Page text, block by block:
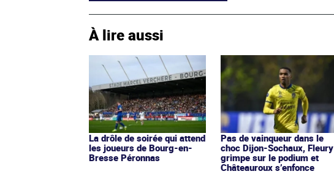
À lire aussi
La drôle de soirée qui attend
les joueurs de Bourg-en-
Bresse Péronnas
Pas de vainqueur dans le
choc Dijon-Sochaux, Fleury
grimpe sur le podium et
Châteauroux s’enfonce